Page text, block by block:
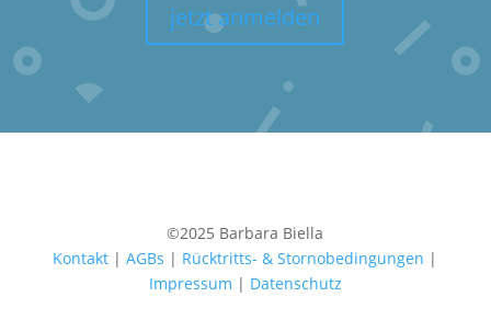
jetzt anmelden
©2025 Barbara Biella
Kontakt |AGBs | Rücktritts- & Stornobedingungen |
Impressum | Datenschutz